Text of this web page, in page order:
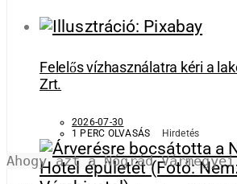
Felelős vízhasználatra kéri a
Zrt.
2026-07-30
1 PERC OLVASÁS
Hirdetés
Ahogy azt a Nógrád